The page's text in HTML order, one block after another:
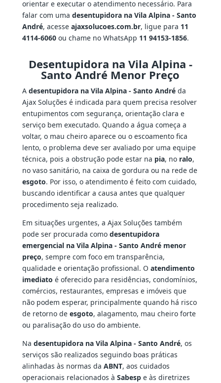
orientar e executar o atendimento necessário. Para
falar com uma desentupidora na Vila Alpina - Santo
André, acesse ajaxsolucoes.com.br, ligue para 11
4114-6060ou chame no WhatsApp 11 94153-1856.
Desentupidora na Vila Alpina -
Santo André Menor Preço
A desentupidora na Vila Alpina - Santo Andréda
Ajax Soluções é indicada para quem precisa resolver
entupimentos com segurança, orientação clara e
serviço bem executado. Quando a água começa a
voltar, o mau cheiro aparece ou o escoamento fica
lento, o problema deve ser avaliado por uma equipe
técnica, pois a obstrução pode estar na pia, no ralo,
no vaso sanitário, na caixa de gordura ou na rede de
esgoto. Por isso, o atendimento é feito com cuidado,
buscando identificar a causa antes que qualquer
procedimento seja realizado.
Em situações urgentes, a Ajax Soluções também
pode ser procurada como desentupidora
emergencial na Vila Alpina - Santo André menor
preço, sempre com foco em transparência,
qualidade e orientação profissional. O atendimento
imediato é oferecido para residências, condomínios,
comércios, restaurantes, empresas e imóveis que
não podem esperar, principalmente quando há risco
de retorno de esgoto, alagamento, mau cheiro forte
ou paralisação do uso do ambiente.
Na desentupidora na Vila Alpina - Santo André, os
serviços são realizados seguindo boas práticas
alinhadas às normas da ABNT, aos cuidados
operacionais relacionados à Sabespe às diretrizes